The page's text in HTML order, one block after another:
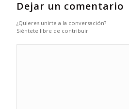
Dejar un comentario
¿Quieres unirte a la conversación?
Siéntete libre de contribuir